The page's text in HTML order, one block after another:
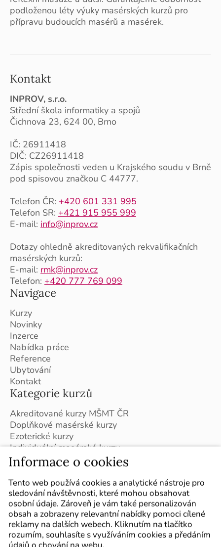
podloženou léty výuky masérských kurzů pro
přípravu budoucích masérů a masérek.
Kontakt
INPROV, s.r.o.
Střední škola informatiky a spojů
Čichnova 23, 624 00, Brno
IČ: 26911418
DIČ: CZ26911418
Zápis společnosti veden u Krajského soudu v Brně
pod spisovou značkou C 44777.
Telefon ČR: +420 601 331 995
Telefon SR: +421 915 955 999
E-mail: info@inprov.cz
Dotazy ohledně akreditovaných rekvalifikačních
masérských kurzů:
E-mail: rmk@inprov.cz
Telefon: +420 777 769 099
Navigace
Kurzy
Novinky
Inzerce
Nabídka práce
Reference
Ubytování
Kontakt
Kategorie kurzů
Akreditované kurzy MŠMT ČR
Doplňkové masérské kurzy
Ezoterické kurzy
Individuální masérské kurzy
Masérské kurzy - Slovensko
Plán kurzů pro školní rok 2026/2027
Sledujte nás
Označte nás ve svých příspěvcích :-)
Informace o cookies
Tento web používá cookies a analytické nástroje pro
sledování návštěvnosti, které mohou obsahovat
osobní údaje. Zároveň je vám také personalizován
obsah a zobrazeny relevantní nabídky pomoci cílené
reklamy na dalších webech. Kliknutím na tlačítko
rozumím, souhlasíte s využíváním cookies a předáním